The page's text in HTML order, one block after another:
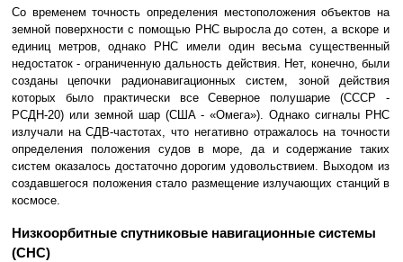
Со временем точность определения местоположения объектов на
земной поверхности с помощью РНС выросла до сотен, а вскоре и
единиц метров, однако РНС имели один весьма существенный
недостаток - ограниченную дальность действия. Нет, конечно, были
созданы цепочки радионавигационных систем, зоной действия
которых было практически все Северное полушарие (СССР -
РСДН-20) или земной шар (США - «Омега»). Однако сигналы РНС
излучали на СДВ-частотах, что негативно отражалось на точности
определения положения судов в море, да и содержание таких
систем оказалось достаточно дорогим удовольствием. Выходом из
создавшегося положения стало размещение излучающих станций в
космосе.
Низкоорбитные спутниковые навигационные системы
(СНС)